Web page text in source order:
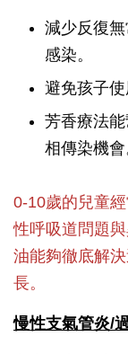
減少反復
感染。
避免孩子使
芳香療法
相傳染機會
0-10歲的兒童
性呼吸道問題
油能夠徹底解
長。
慢性支氣管炎/